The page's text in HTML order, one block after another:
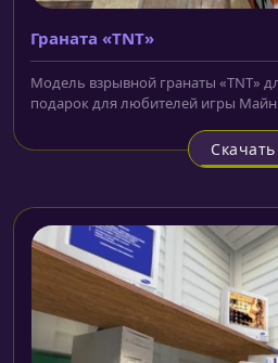
Граната «TNT»
Модель взрывной гранаты «TNT»
подарок для любителей игры
Скачать